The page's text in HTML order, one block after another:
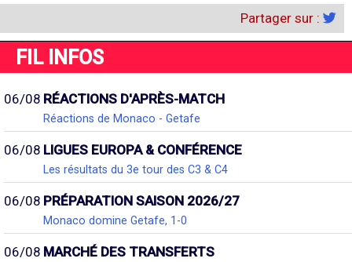
Partager sur :
FIL INFOS
06/08 RÉACTIONS D'APRÈS-MATCH
Réactions de Monaco - Getafe
06/08 LIGUES EUROPA & CONFÉRENCE
Les résultats du 3e tour des C3 & C4
06/08 PRÉPARATION SAISON 2026/27
Monaco domine Getafe, 1-0
06/08 MARCHÉ DES TRANSFERTS